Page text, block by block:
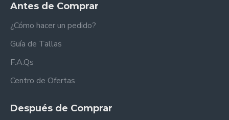
Antes de Comprar
¿Cómo hacer un pedido?
Guía de Tallas
F.A.Qs
Centro de Ofertas
Después de Comprar